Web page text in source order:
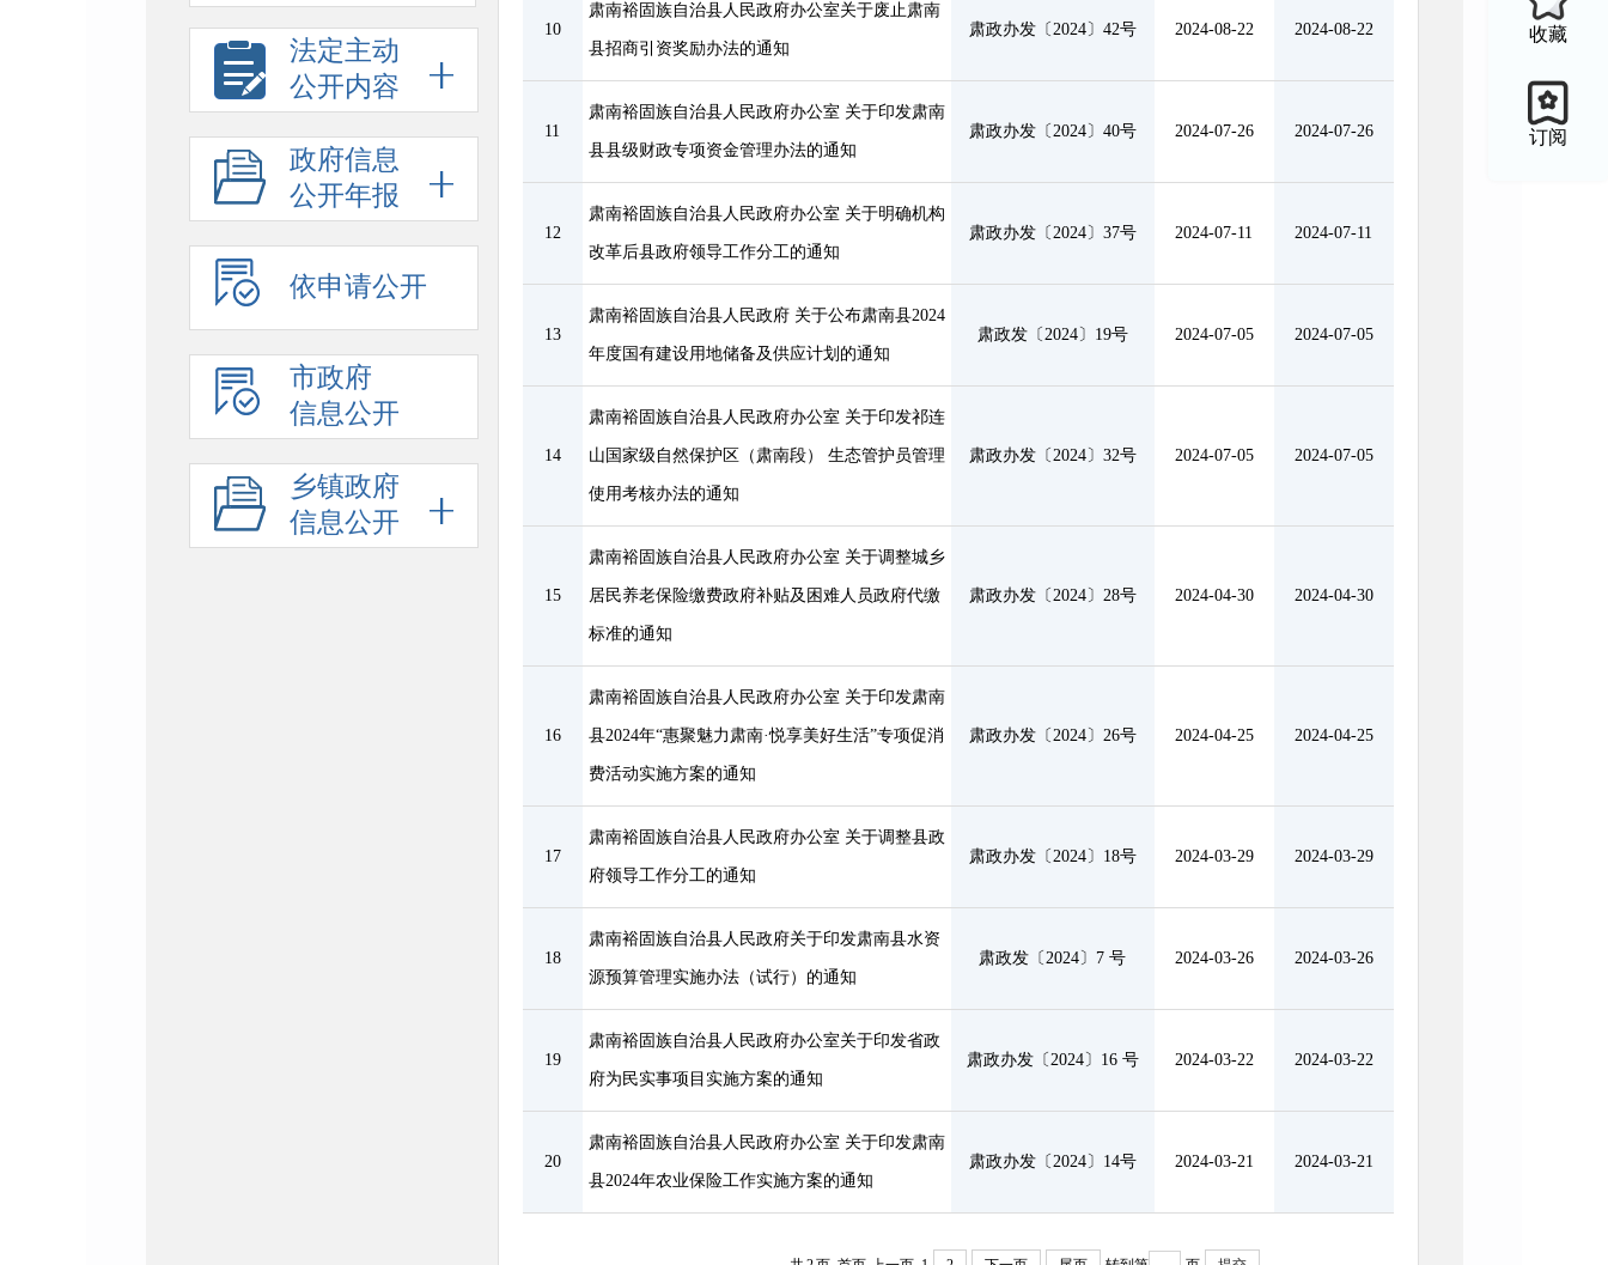
收藏
订阅
法定主动
公开内容
政府信息
公开年报
依申请公开
市政府
信息公开
乡镇政府
信息公开
10
肃南裕固族自治县人民政府办公室关于废止肃南
县招商引资奖励办法的通知
肃政办发〔2024〕42号 2024-08-22 2024-08-22
11
肃南裕固族自治县人民政府办公室 关于印发肃南
县县级财政专项资金管理办法的通知
肃政办发〔2024〕40号 2024-07-26 2024-07-26
12
肃南裕固族自治县人民政府办公室 关于明确机构
改革后县政府领导工作分工的通知
肃政办发〔2024〕37号 2024-07-11 2024-07-11
13
肃南裕固族自治县人民政府 关于公布肃南县2024
年度国有建设用地储备及供应计划的通知
肃政发〔2024〕19号 2024-07-05 2024-07-05
14
肃南裕固族自治县人民政府办公室 关于印发祁连
山国家级自然保护区（肃南段） 生态管护员管理
使用考核办法的通知
肃政办发〔2024〕32号 2024-07-05 2024-07-05
15
肃南裕固族自治县人民政府办公室 关于调整城乡
居民养老保险缴费政府补贴及困难人员政府代缴
标准的通知
肃政办发〔2024〕28号 2024-04-30 2024-04-30
16
肃南裕固族自治县人民政府办公室 关于印发肃南
县2024年“惠聚魅力肃南·悦享美好生活”专项促消
费活动实施方案的通知
肃政办发〔2024〕26号 2024-04-25 2024-04-25
17
肃南裕固族自治县人民政府办公室 关于调整县政
府领导工作分工的通知
肃政办发〔2024〕18号 2024-03-29 2024-03-29
18
肃南裕固族自治县人民政府关于印发肃南县水资
源预算管理实施办法（试行）的通知
肃政发〔2024〕7 号 2024-03-26 2024-03-26
19
肃南裕固族自治县人民政府办公室关于印发省政
府为民实事项目实施方案的通知
肃政办发〔2024〕16 号 2024-03-22 2024-03-22
20
肃南裕固族自治县人民政府办公室 关于印发肃南
县2024年农业保险工作实施方案的通知
肃政办发〔2024〕14号 2024-03-21 2024-03-21